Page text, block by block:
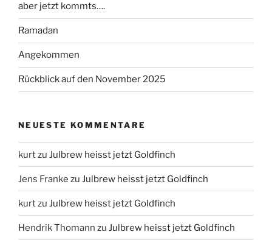
aber jetzt kommts….
Ramadan
Angekommen
Rückblick auf den November 2025
NEUESTE KOMMENTARE
kurtzu Julbrew heisst jetzt Goldfinch
Jens Franke zu Julbrew heisst jetzt Goldfinch
kurtzu Julbrew heisst jetzt Goldfinch
Hendrik Thomann zu Julbrew heisst jetzt Goldfinch